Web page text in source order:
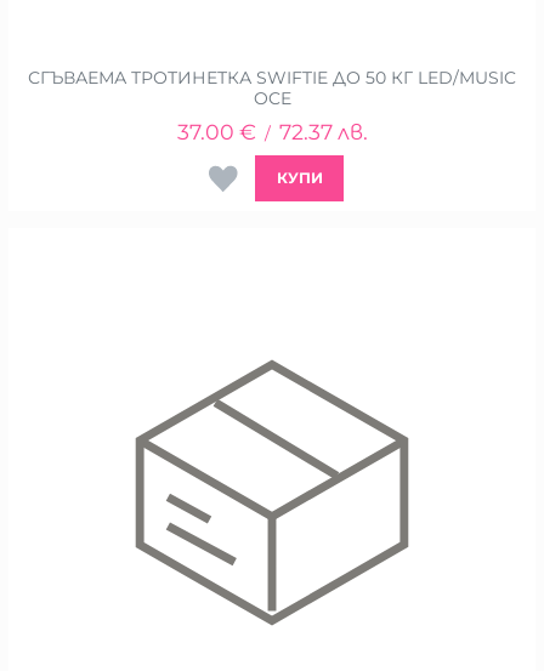
СГЪВАЕМА ТРОТИНЕТКА SWIFTIE ДО 50 КГ LED/MUSIC
OCE
37.00 € / 72.37 лв.
КУПИ